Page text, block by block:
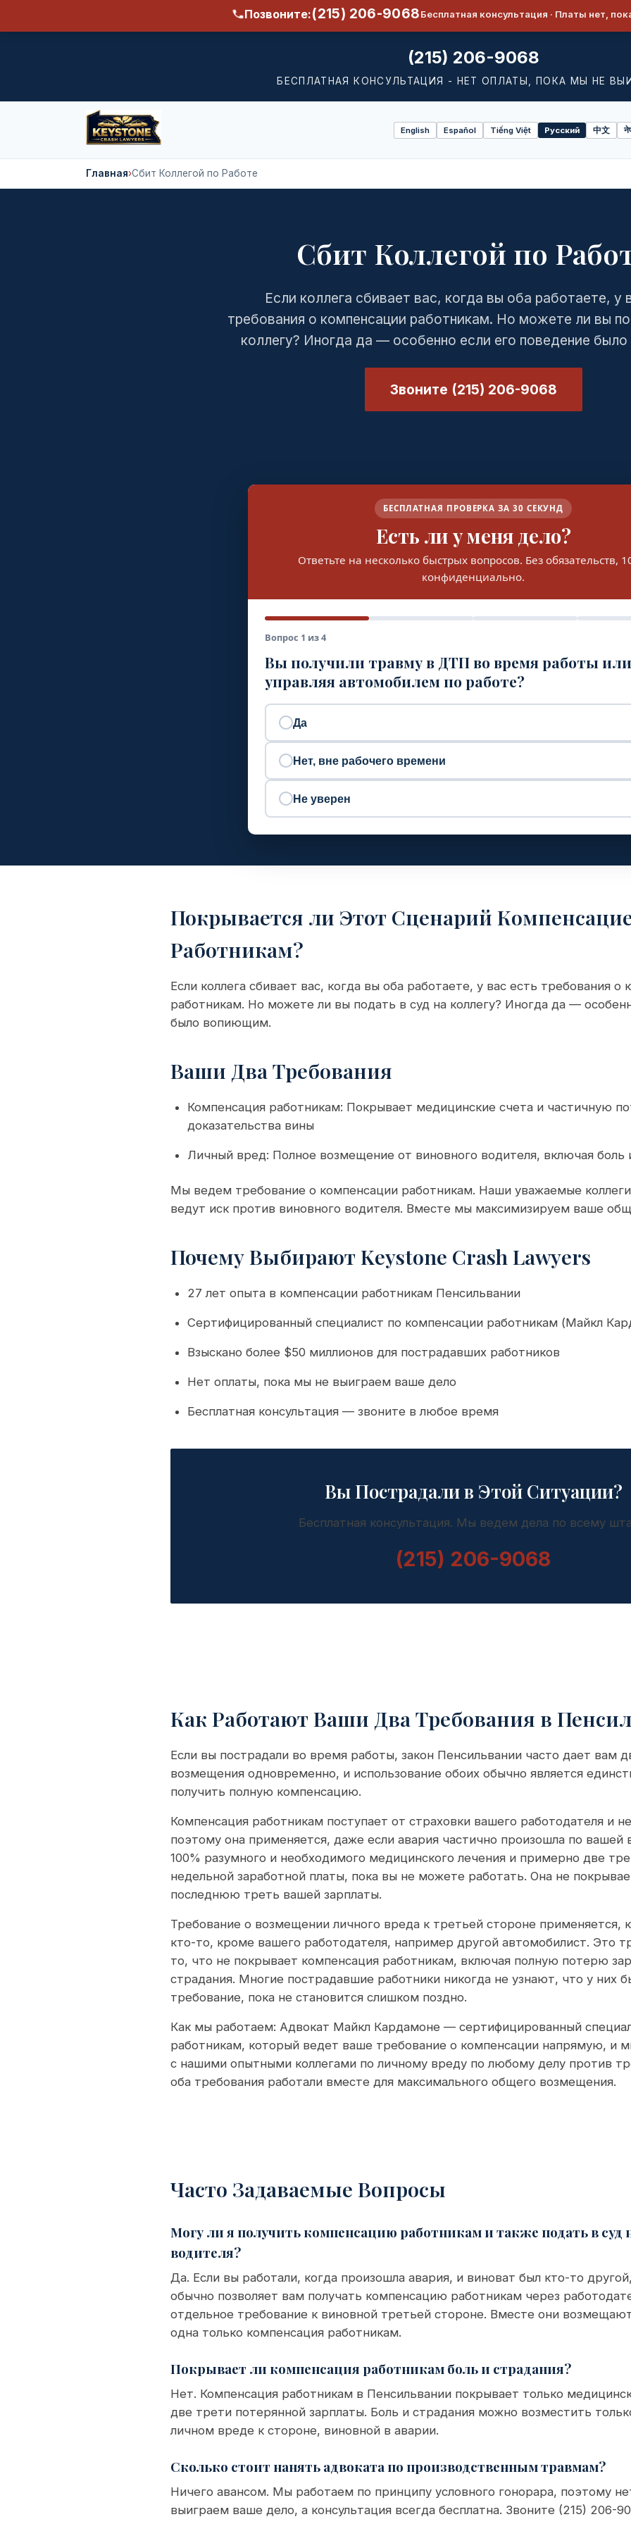
Позвоните:(215) 206-9068Бесплатная консультация · Платы нет,
(215) 206-9068
БЕСПЛАТНАЯ КОНСУЛЬТАЦИЯ - НЕТ ОПЛАТЫ, ПОКА МЫ НЕ
Select
language
English Español Tiếng Việt Русский 中文
Главная›Сбит Коллегой по Работе
Сбит Коллегой по
Если коллега сбивает вас, когда вы оба работаете, у
требования о компенсации работникам. Но можете ли вы
коллегу? Иногда да — особенно если его поведение
Звоните (215) 206-9068
БЕСПЛАТНАЯ ПРОВЕРКА ЗА 30 СЕКУНД
Есть ли у меня дело?
Ответьте на несколько быстрых вопросов. Без обязательств,
конфиденциально.
Вопрос 1 из 4
Вы получили травму в ДТП во время работы или
управляя автомобилем по работе?
Да
Нет, вне рабочего времени
Не уверен
Покрывается ли Этот Сценарий
Работникам?
Если коллега сбивает вас, когда вы оба работаете, у вас есть требования о
работникам. Но можете ли вы подать в суд на коллегу? Иногда да —
было вопиющим.
Ваши Два Требования
Компенсация работникам: Покрывает медицинские счета и частичную
доказательства вины
Личный вред: Полное возмещение от виновного водителя, включая боль
Мы ведем требование о компенсации работникам. Наши уважаемые
ведут иск против виновного водителя. Вместе мы максимизируем ваше
Почему Выбирают Keystone Crash Lawyers
27 лет опыта в компенсации работникам Пенсильвании
Сертифицированный специалист по компенсации работникам (Майкл
Взыскано более $50 миллионов для пострадавших работников
Нет оплаты, пока мы не выиграем ваше дело
Бесплатная консультация — звоните в любое время
Вы Пострадали в Этой Ситуации?
Бесплатная консультация. Мы ведем дела по всему
(215) 206-9068
Как Работают Ваши Два Требования в
Если вы пострадали во время работы, закон Пенсильвании часто дает вам
возмещения одновременно, и использование обоих обычно является
получить полную компенсацию.
Компенсация работникам поступает от страховки вашего работодателя и
поэтому она применяется, даже если авария частично произошла по вашей
100% разумного и необходимого медицинского лечения и примерно две
недельной заработной платы, пока вы не можете работать. Она не
последнюю треть вашей зарплаты.
Требование о возмещении личного вреда к третьей стороне применяется,
кто-то, кроме вашего работодателя, например другой автомобилист. Это
то, что не покрывает компенсация работникам, включая полную потерю
страдания. Многие пострадавшие работники никогда не узнают, что у них
требование, пока не становится слишком поздно.
Как мы работаем: Адвокат Майкл Кардамоне — сертифицированный
работникам, который ведет ваше требование о компенсации напрямую, и
с нашими опытными коллегами по личному вреду по любому делу против
оба требования работали вместе для максимального общего возмещения.
Часто Задаваемые Вопросы
Могу ли я получить компенсацию работникам и также подать в суд
водителя?
Да. Если вы работали, когда произошла авария, и виноват был кто-то
обычно позволяет вам получать компенсацию работникам через
отдельное требование к виновной третьей стороне. Вместе они
одна только компенсация работникам.
Покрывает ли компенсация работникам боль и страдания?
Нет. Компенсация работникам в Пенсильвании покрывает только
две трети потерянной зарплаты. Боль и страдания можно возместить
личном вреде к стороне, виновной в аварии.
Сколько стоит нанять адвоката по производственным травмам?
Ничего авансом. Мы работаем по принципу условного гонорара, поэтому
выиграем ваше дело, а консультация всегда бесплатна. Звоните (215) 206-